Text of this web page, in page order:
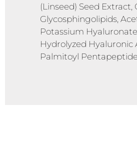
(Linseed) Seed
Glycosphingolipids,
Potassium
Hydrolyzed Hyaluronic
Palmitoyl